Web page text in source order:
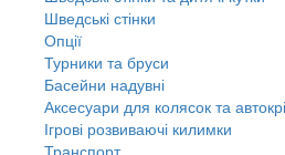
Шведські стінки
Опції
Турники та бруси
Басейни надувні
Аксесуари для колясок та
Ігрові розвиваючі килимки
Транспорт